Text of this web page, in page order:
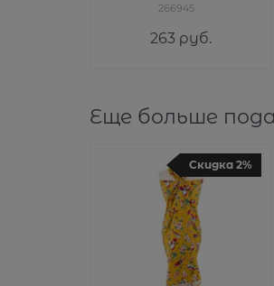
266945
263 руб.
Еще больше
Скидка 2%